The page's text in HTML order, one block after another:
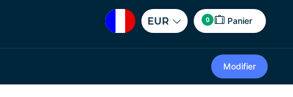
EUR 0 Panier
Modifier